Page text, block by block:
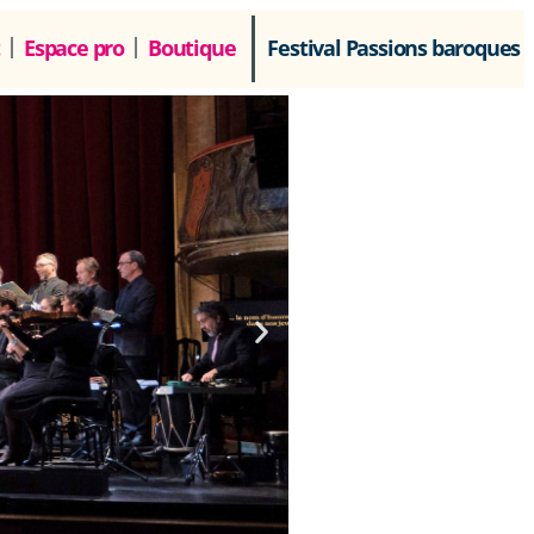
Espace pro Boutique Festival Passions baroques